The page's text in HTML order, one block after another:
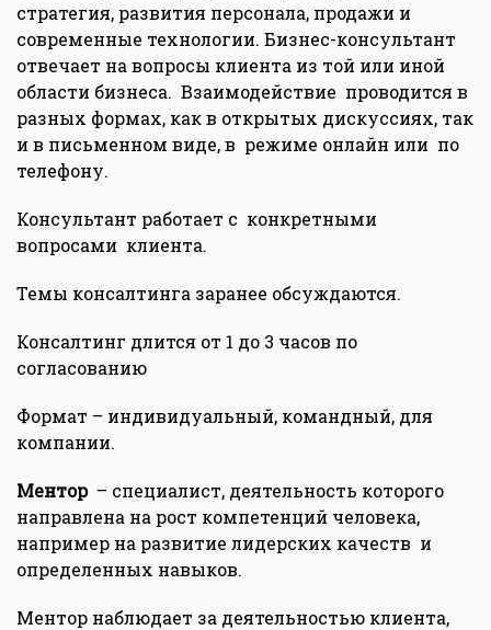
стратегия, развития персонала, продажи и
современные технологии. Бизнес-консультант
отвечает на вопросы клиента из той или иной
области бизнеса. Взаимодействие проводится в
разных формах, как в открытых дискуссиях, так
и в письменном виде, в режиме онлайн или по
телефону.
Консультант работает с конкретными
вопросами клиента.
Темы консалтинга заранее обсуждаются.
Консалтинг длится от 1 до 3 часов по
согласованию
Формат – индивидуальный, командный, для
компании.
Ментор– специалист, деятельность которого
направлена на рост компетенций человека,
например на развитие лидерских качеств и
определенных навыков.
Ментор наблюдает за деятельностью клиента,